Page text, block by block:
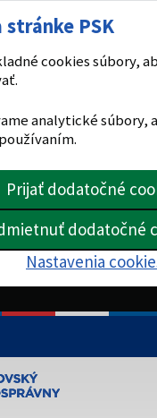
stránke PSK
cookies súbory,
analytické súbory,
Prijať dodatočné
dodatočné
Nastavenia
je oficiálna